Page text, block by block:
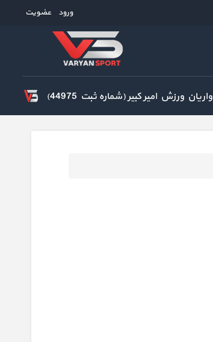
ورود عضویت
واریان ورزش امیر کبیر (شماره ثبت 44975)